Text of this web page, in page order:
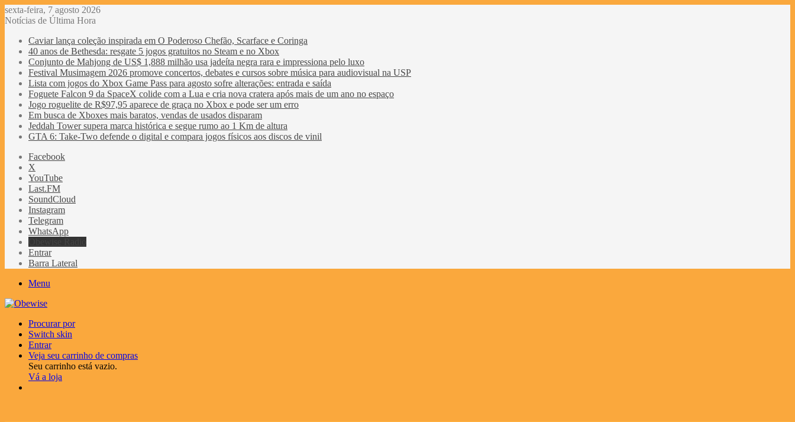
sexta-feira, 7 agosto 2026
Notícias de Última Hora
Caviar lança coleção inspirada em O Poderoso Chefão, Scarface e Coringa
40 anos de Bethesda: resgate 5 jogos gratuitos no Steam e no Xbox
Conjunto de Mahjong de US$ 1,888 milhão usa jadeíta negra rara e impressiona pelo luxo
Festival Musimagem 2026 promove concertos, debates e cursos sobre música para audiovisual na USP
Lista com jogos do Xbox Game Pass para agosto sofre alterações: entrada e saída
Foguete Falcon 9 da SpaceX colide com a Lua e cria nova cratera após mais de um ano no espaço
Jogo roguelite de R$97,95 aparece de graça no Xbox e pode ser um erro
Em busca de Xboxes mais baratos, vendas de usados disparam
Jeddah Tower supera marca histórica e segue rumo ao 1 Km de altura
GTA 6: Take-Two defende o digital e compara jogos físicos aos discos de vinil
Facebook
X
YouTube
Last.FM
SoundCloud
Instagram
Telegram
WhatsApp
Entrar
Barra Lateral
Menu
Procurar por
Switch skin
Entrar
Veja seu carrinho de compras
Seu carrinho está vazio.
Vá a loja